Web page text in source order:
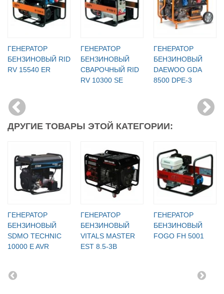
ГЕНЕРАТОР
БЕНЗИНОВЫЙ RID
RV 15540 ER
ГЕНЕРАТОР
БЕНЗИНОВЫЙ
СВАРОЧНЫЙ RID
RV 10300 SE
ГЕНЕРАТОР
БЕНЗИНОВЫЙ
DAEWOO GDA
8500 DPE-3
ДРУГИЕ ТОВАРЫ ЭТОЙ КАТЕГОРИИ:
ГЕНЕРАТОР
БЕНЗИНОВЫЙ
SDMO TECHNIC
10000 E AVR
ГЕНЕРАТОР
БЕНЗИНОВЫЙ
VITALS MASTER
EST 8.5-3B
ГЕНЕРАТОР
БЕНЗИНОВЫЙ
FOGO FH 5001